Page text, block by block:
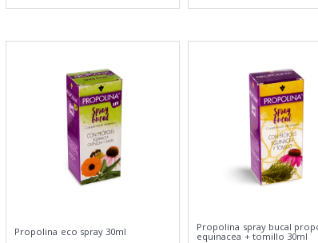
Propolina eco spray 30ml
Propolina spray bucal
equinacea + tomillo 30ml